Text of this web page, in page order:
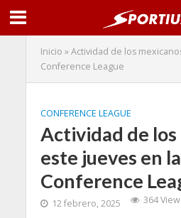
Inicio »Actividad de los
Conference League
CONFERENCE LEAGUE
Actividad de los
este jueves en la
Conference
12 febrero, 2025 364